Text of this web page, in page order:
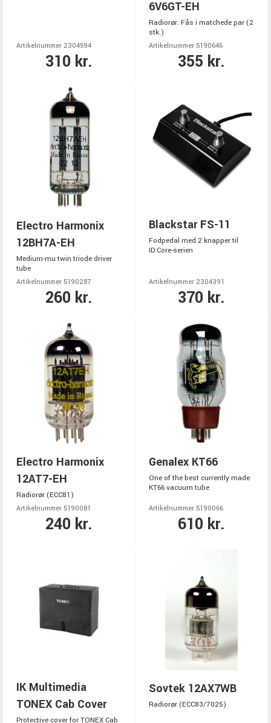
Artikelnummer 2304594
310 kr.
6V6GT-EH
Radiorør. Fås i matchede par (2
stk.)
Artikelnummer 5190646
355 kr.
Electro Harmonix
12BH7A-EH
Medium-mu twin triode driver
tube
Artikelnummer 5190287
260 kr.
Blackstar FS-11
Fodpedal med 2 knapper til
ID:Core-serien
Artikelnummer 2304391
370 kr.
Electro Harmonix
12AT7-EH
Radiorør (ECC81)
Artikelnummer 5190081
240 kr.
Genalex KT66
One of the best currently made
KT66 vacuum tube
Artikelnummer 5190066
610 kr.
IK Multimedia
TONEX Cab Cover
Protective cover for TONEX Cab
Sovtek 12AX7WB
Radiorør (ECC83/7025)